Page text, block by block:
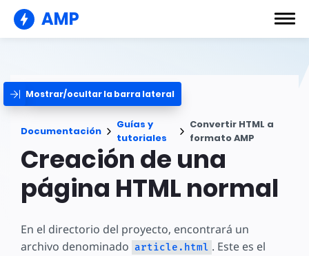
AMP
Mostrar/ocultar la barra lateral
Documentación
Guías y
tutoriales
Convertir HTML a
formato AMP
Creación de una
página HTML normal
En el directorio del proyecto, encontrará un
archivo denominado article.html . Este es el